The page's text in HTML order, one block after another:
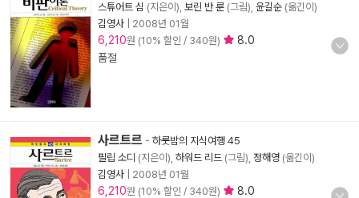
스튜어트 심 (지은이), 보린 반 룬 (그림), 윤길순 (옮긴이)
김영사
2008년 01월
6,210원 (10% 할인 / 340원)
8.0
품절
사르트르 - 하룻밤의 지식여행 45
필립 소디 (지은이), 하워드 리드 (그림), 정해영 (옮긴이)
김영사
2008년 01월
6,210원 (10% 할인 / 340원)
8.0